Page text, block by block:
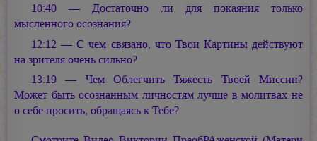
10:40 — Достаточно ли для покаяния только
мысленного осознания?
12:12 — С чем связано, что Твои Картины действуют
на зрителя очень сильно?
13:19 — Чем Облегчить Тяжесть Твоей Миссии?
Может быть осознанным личностям лучше в молитвах не
о себе просить, обращаясь к Тебе?